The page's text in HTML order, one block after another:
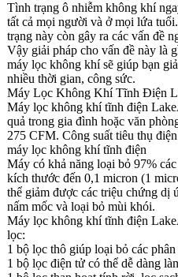
Tình trạng ô nhiễm không khí
tất cả mọi người và ở mọi lứa
trạng này còn gây ra các vấn đề
Vậy giải pháp cho vấn đề này là
máy lọc không khí sẽ giúp bạn
nhiều thời gian, công sức.
Máy Lọc Không Khí Tĩnh Điện
Máy lọc không khí tĩnh điện
quả trong gia đình hoặc văn
275 CFM. Công suất tiêu thụ
máy lọc không khí tĩnh điện
Máy có khả năng loại bỏ 97%
kích thước đến 0,1 micron (1
thể giảm được các triệu chứng dị
nấm mốc và loại bỏ mùi khói.
Máy lọc không khí tĩnh điện
lọc:
1 bộ lọc thô giúp loại bỏ các
1 bộ lọc điện tử có thể dễ dàng